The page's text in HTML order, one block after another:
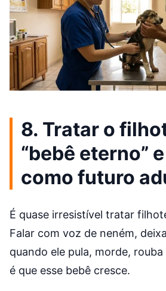
8. Tratar o
“bebê eterno”
como futuro
É quase irresistível tratar
Falar com voz de neném,
quando ele pula, morde,
é que esse bebê cresce.